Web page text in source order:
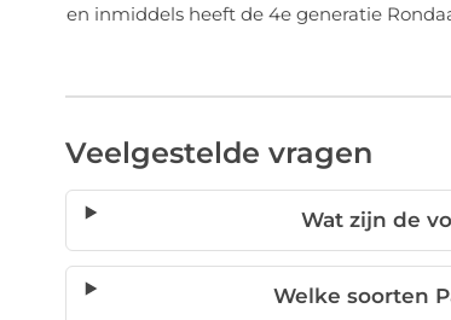
en inmiddels heeft de 4e generatie
Veelgestelde vragen
Wat zijn de
Welke soorten